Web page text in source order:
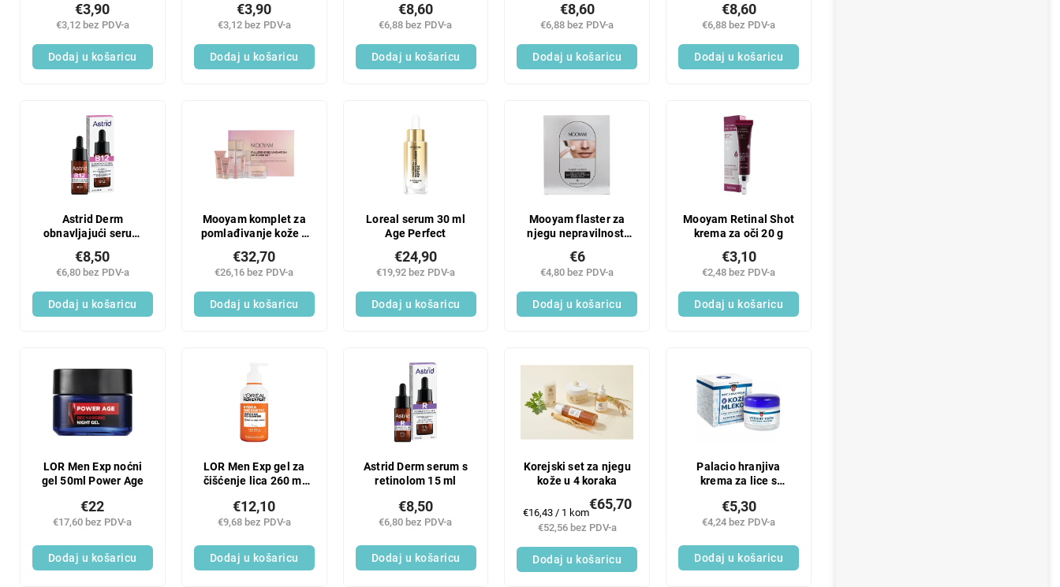
€3,12 bez PDV-a
€3,90
Dodaj u košaricu
€3,12 bez PDV-a
€3,90
Dodaj u košaricu
€6,88 bez PDV-a
€8,60
Dodaj u košaricu
€6,88 bez PDV-a
€8,60
Dodaj u košaricu
€6,88 bez PDV-a
€8,60
Dodaj u košaricu
Astrid Derm
obnavljajući serum
€6,80 bez PDV-a
€8,50
Dodaj u košaricu
Mooyam komplet za
pomlađivanje kože s
€26,16 bez PDV-a
€32,70
Dodaj u košaricu
Loreal serum 30 ml
Age Perfect
€19,92 bez PDV-a
€24,90
Dodaj u košaricu
Mooyam flaster za
njegu nepravilnosti
€4,80 bez PDV-a
€6
Dodaj u košaricu
Mooyam Retinal Shot
krema za oči 20 g
€2,48 bez PDV-a
€3,10
Dodaj u košaricu
LOR Men Exp noćni
gel 50ml Power Age
€17,60 bez PDV-a
€22
Dodaj u košaricu
LOR Men Exp gel za
čišćenje lica 260 ml
€9,68 bez PDV-a
€12,10
Dodaj u košaricu
Astrid Derm serum s
retinolom 15 ml
€6,80 bez PDV-a
€8,50
Dodaj u košaricu
Korejski set za njegu
kože u 4 koraka
€52,56 bez PDV-a
€65,70
Mjerenje
cijene:
€16,43 / 1 kom
Dodaj u košaricu
Palacio hranjiva
krema za lice s
ml
€4,24 bez PDV-a
€5,30
Dodaj u košaricu